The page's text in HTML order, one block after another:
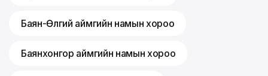
Баян-Өлгий аймгийн намын хороо
Баянхонгор аймгийн намын хороо